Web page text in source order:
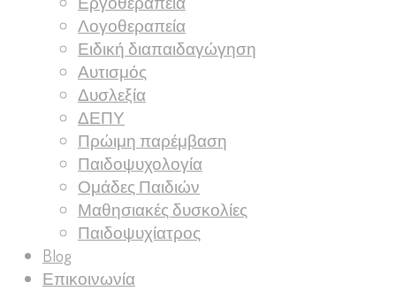
Λογοθεραπεία
Ειδική διαπαιδαγώγηση
Αυτισμός
Δυσλεξία
ΔΕΠΥ
Πρώιμη παρέμβαση
Παιδοψυχολογία
Ομάδες Παιδιών
Μαθησιακές δυσκολίες
Παιδοψυχίατρος
Blog
Επικοινωνία